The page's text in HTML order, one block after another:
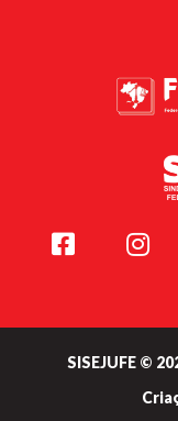
Facebook
SISEJUFE ©